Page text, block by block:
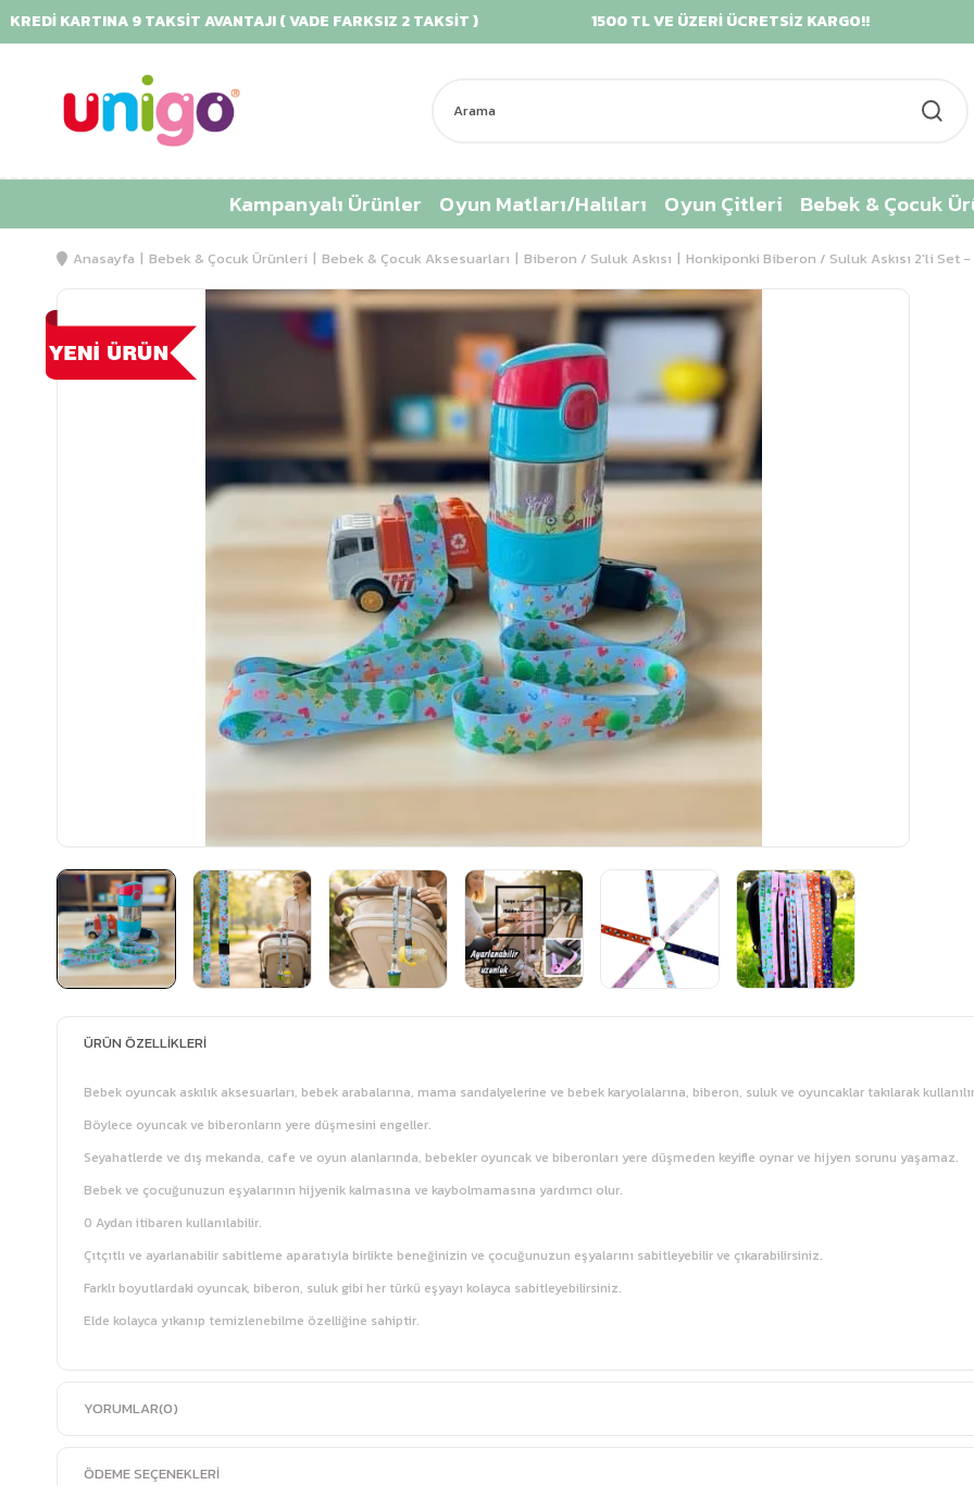
KARTINA 9 TAKSİT AVANTAJI ( VADE FARKSIZ 2 TAKSİT ) 1500 TL VE ÜZERİ ÜCRETSİZ KARGO!!
Kampanyalı Ürünler Oyun Matları/Halıları Oyun Çitleri Bebek & Çocuk
Anasayfa Bebek & Çocuk Ürünleri Bebek & Çocuk Aksesuarları Biberon / Suluk Askısı Honkiponki Biberon / Suluk Askısı 2'li Set
ÜRÜN ÖZELLIKLERI
Bebek oyuncak askılık aksesuarları, bebek arabalarına, mama sandalyelerine ve bebek karyolalarına, biberon, suluk ve oyuncaklar takılarak
Böylece oyuncak ve biberonların yere düşmesini engeller.
Seyahatlerde ve dış mekanda, cafe ve oyun alanlarında, bebekler oyuncak ve biberonları yere düşmeden keyifle oynar ve hijyen sorunu yaşamaz.
Bebek ve çocuğunuzun eşyalarının hijyenik kalmasına ve kaybolmamasına yardımcı olur.
0 Aydan itibaren kullanılabilir.
Çıtçıtlı ve ayarlanabilir sabitleme aparatıyla birlikte beneğinizin ve çocuğunuzun eşyalarını sabitleyebilir ve çıkarabilirsiniz.
Farklı boyutlardaki oyuncak, biberon, suluk gibi her türkü eşyayı kolayca sabitleyebilirsiniz.
Elde kolayca yıkanıp temizlenebilme özelliğine sahiptir.
YORUMLAR(0)
ÖDEME SEÇENEKLERI